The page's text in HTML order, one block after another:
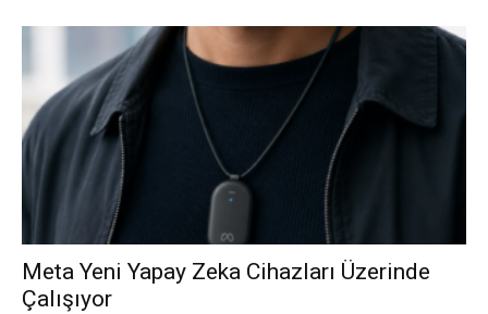
Meta Yeni Yapay Zeka Cihazları Üzerinde
Çalışıyor